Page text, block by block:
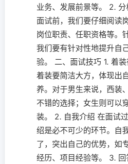
业务、发展前景等。 2.
面试前，我们要仔细阅读
岗位职责、任职资格等。
我们要有针对性地提升自
验。 二、面试技巧 1. 着装
着装要简洁大方，体现出
养。对于男生来说，西装
不错的选择；女生则可以
装。 2. 自我介绍 在面试
绍是必不可少的环节。自
了，突出自己的优势，如
经历、项目经验等。 3.